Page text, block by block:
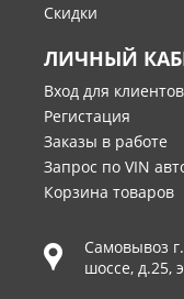
Скидки
ЛИЧНЫЙ
Вход для клиентов
Регистация
Заказы в работе
Запрос по VIN
Корзина товаров
Самовывоз г.
шоссе, д.25,